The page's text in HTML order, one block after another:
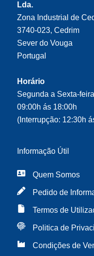
Lda.
Zona Industrial de
3740-023, Cedrim
Sever do Vouga
Portugal
Horário
Segunda a Sexta-feira
09:00h ás 18:00h
(Interrupção: 12:30h
Informação Útil
Quem Somos
Pedido de
Termos de
Politica de
Condições de